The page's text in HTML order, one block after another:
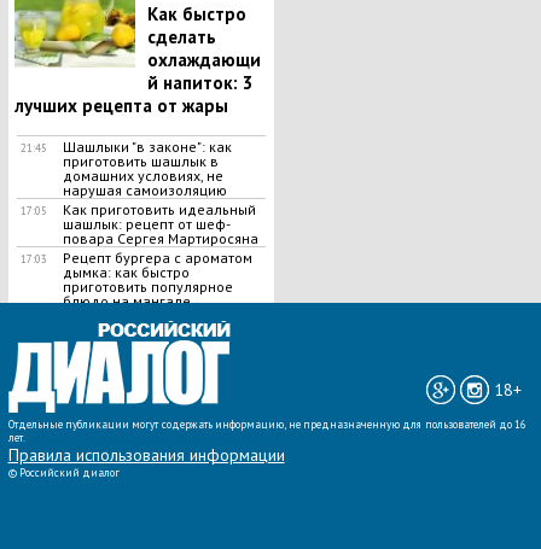
Как быстро
сделать
охлаждающи
й напиток: 3
лучших рецепта от жары
21:45
Шашлыки "в законе": как
приготовить шашлык в
домашних условиях, не
нарушая самоизоляцию
17:05
Как приготовить идеальный
шашлык​: рецепт от шеф-
повара Сергея Мартиросяна
17:03
Рецепт бургера с ароматом
дымка: как быстро
приготовить популярное
блюдо на мангале
ВСЕ НОВОСТИ »
18+
Отдельные публикации могут содержать информацию, не предназначенную для пользователей до 16
лет.
Правила использования информации
© Российский диалог